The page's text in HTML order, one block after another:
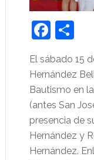
El sábado 15
Hernández
Bautismo en
(antes San
presencia de
Hernández y
Hernández.